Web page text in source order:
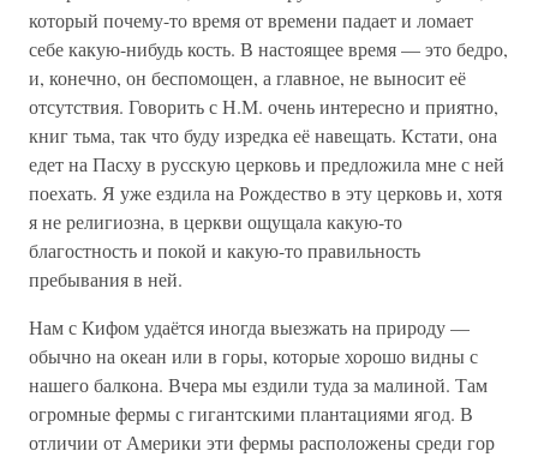
который почему-то время от времени падает и ломает
себе какую-нибудь кость. В настоящее время — это бедро,
и, конечно, он беспомощен, а главное, не выносит её
отсутствия. Говорить с Н.М. очень интересно и приятно,
книг тьма, так что буду изредка её навещать. Кстати, она
едет на Пасху в русскую церковь и предложила мне с ней
поехать. Я уже ездила на Рождество в эту церковь и, хотя
я не религиозна, в церкви ощущала какую-то
благостность и покой и какую-то правильность
пребывания в ней.
Нам с Кифом удаётся иногда выезжать на природу —
обычно на океан или в горы, которые хорошо видны с
нашего балкона. Вчера мы ездили туда за малиной. Там
огромные фермы с гигантскими плантациями ягод. В
отличии от Америки эти фермы расположены среди гор